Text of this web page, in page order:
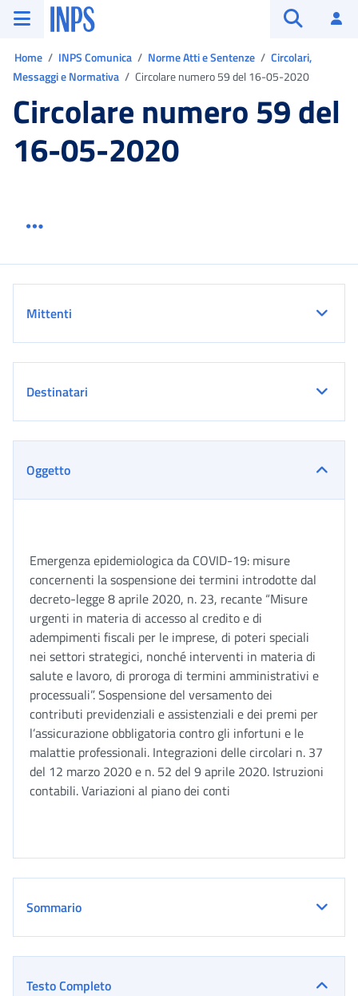
Vai al menu principale
Vai al contenuto principale
Vai al pie' di pagina
INPS ()
Home INPS Comunica Norme Atti e Sentenze
Circolari,
Messaggi e Normativa
Circolare numero 59 del 16-05-2020
Circolare numero 59 del
16-05-2020
Mittenti
Destinatari
Oggetto
Emergenza epidemiologica da COVID-19: misure
concernenti la sospensione dei termini introdotte dal
decreto-legge 8 aprile 2020, n. 23, recante “Misure
urgenti in materia di accesso al credito e di
adempimenti fiscali per le imprese, di poteri speciali
nei settori strategici, nonché interventi in materia di
salute e lavoro, di proroga di termini amministrativi e
processuali”. Sospensione del versamento dei
contributi previdenziali e assistenziali e dei premi per
l’assicurazione obbligatoria contro gli infortuni e le
malattie professionali. Integrazioni delle circolari n. 37
del 12 marzo 2020 e n. 52 del 9 aprile 2020. Istruzioni
contabili. Variazioni al piano dei conti
Sommario
Testo Completo